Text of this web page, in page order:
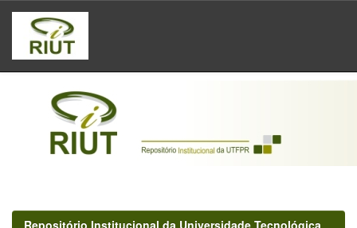
Skip
navigation
Repositório Institucional da Universidade Tecnológica